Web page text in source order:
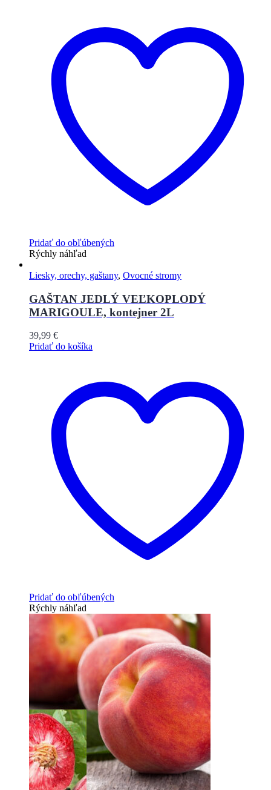
Pridať do obľúbených
Rýchly náhľad
Liesky, orechy, gaštany, Ovocné stromy
GAŠTAN JEDLÝ VEĽKOPLODÝ
MARIGOULE, kontejner 2L
39,99 €
Pridať do košíka
Pridať do obľúbených
Rýchly náhľad